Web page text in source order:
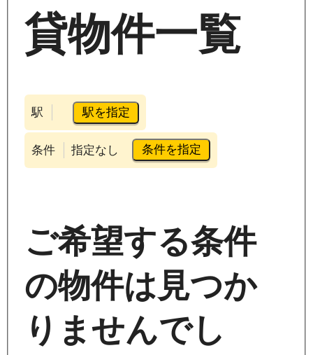
貸物件一覧
駅 駅を指定
条件 指定なし 条件を指定
ご希望する条件
の物件は見つか
りませんでし